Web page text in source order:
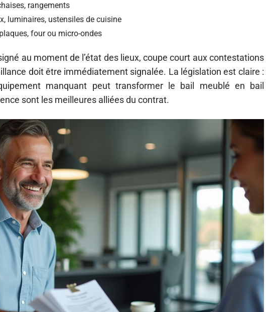
rangements
luminaires, ustensiles de cuisine
four ou micro-ondes
au moment de l’état des lieux, coupe court aux contestations
doit être immédiatement signalée. La législation est claire :
manquant peut transformer le bail meublé en bail
sont les meilleures alliées du contrat.